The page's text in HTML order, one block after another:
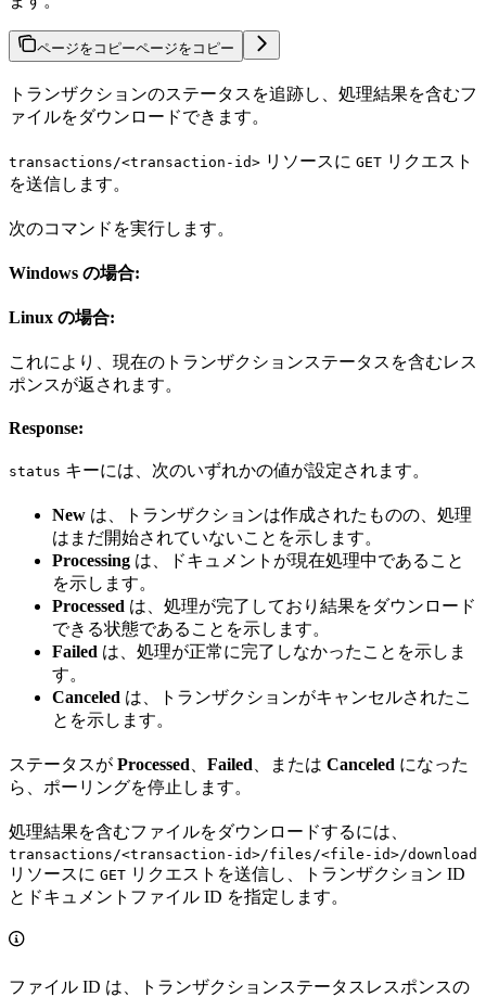
ページをコピーページをコピー
トランザクションのステータスを追跡し、処理結果を含むフ
ァイルをダウンロードできます。
transactions/<transaction-id> リソースに GET リクエスト
を送信します。
次のコマンドを実行します。
Windows の場合:
Linux の場合:
これにより、現在のトランザクションステータスを含むレス
ポンスが返されます。
Response:
status キーには、次のいずれかの値が設定されます。
New は、トランザクションは作成されたものの、処理
はまだ開始されていないことを示します。
Processing は、ドキュメントが現在処理中であること
を示します。
Processed は、処理が完了しており結果をダウンロード
できる状態であることを示します。
Failed は、処理が正常に完了しなかったことを示しま
す。
Canceled は、トランザクションがキャンセルされたこ
とを示します。
ステータスが Processed Failed 、または Canceled になった
ら、ポーリングを停止します。
処理結果を含むファイルをダウンロードするには、
transactions/<transaction-id>/files/<file-id>/download
リソースに GET リクエストを送信し、トランザクション ID
とドキュメントファイル ID を指定します。
ファイル ID は、トランザクションステータスレスポンスの